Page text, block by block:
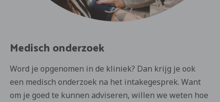
Medisch onderzoek
Word je opgenomen in de kliniek? Dan krijg je ook
een medisch onderzoek na het intakegesprek. Want
om je goed te kunnen adviseren, willen we weten hoe